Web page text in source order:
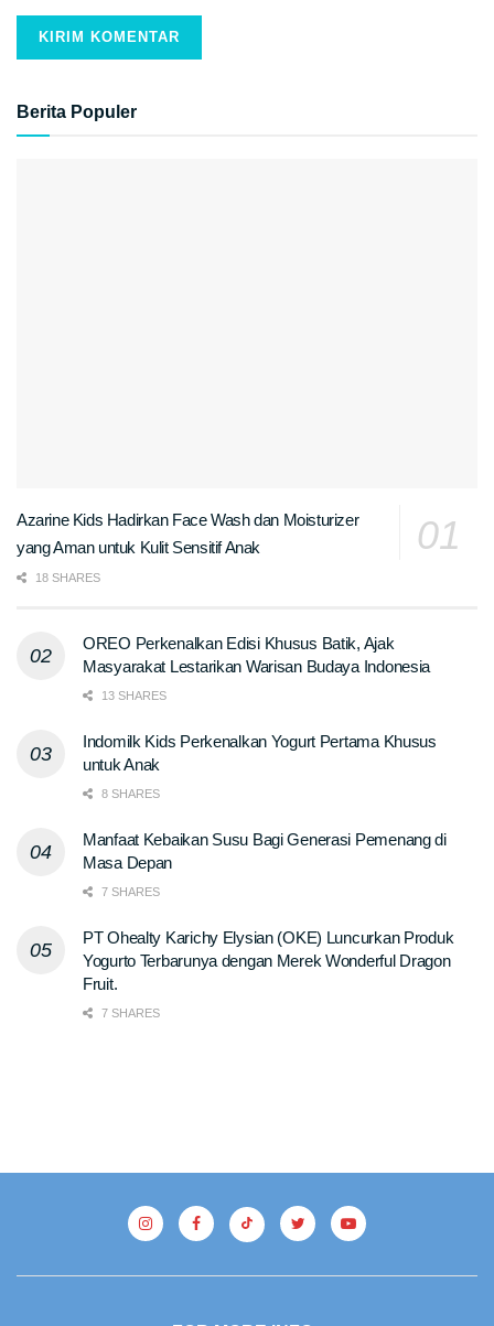
Berita Populer
Azarine Kids Hadirkan Face Wash dan Moisturizer
yang Aman untuk Kulit Sensitif Anak
18 SHARES
OREO Perkenalkan Edisi Khusus Batik, Ajak
Masyarakat Lestarikan Warisan Budaya Indonesia
13 SHARES
Indomilk Kids Perkenalkan Yogurt Pertama Khusus
untuk Anak
8 SHARES
Manfaat Kebaikan Susu Bagi Generasi Pemenang di
Masa Depan
7 SHARES
PT Ohealty Karichy Elysian (OKE) Luncurkan Produk
Yogurto Terbarunya dengan Merek Wonderful Dragon
Fruit.
7 SHARES